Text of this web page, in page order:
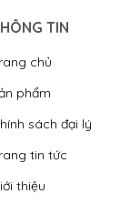
TIN
chủ
phẩm
sách đại lý
tin tức
thiệu